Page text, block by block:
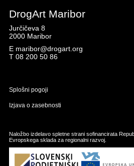
DrogArt Maribor
Jurčičeva 8
2000 Maribor
E maribor@drogart.org
T 08 200 50 86
Splošni pogoji
Izjava o zasebnosti
Naložbo izdelavo spletne strani sofinancirata
Evropskega sklada za regionalni razvoj.